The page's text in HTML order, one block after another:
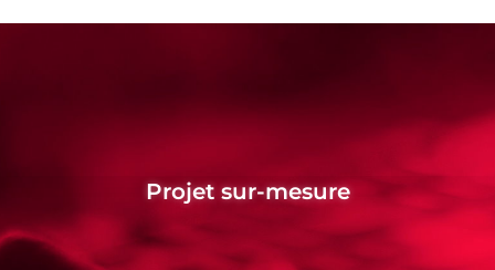
Projet sur-mesure